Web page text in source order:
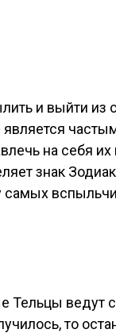
и выйти из
является
на себя
знак
самых
ведут
то